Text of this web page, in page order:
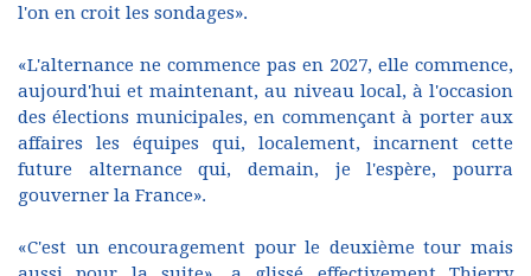
l'on en croit les sondages».
«L'alternance ne commence pas en 2027, elle commence,
aujourd'hui et maintenant, au niveau local, à l'occasion
des élections municipales, en commençant à porter aux
affaires les équipes qui, localement, incarnent cette
future alternance qui, demain, je l'espère, pourra
gouverner la France».
«C'est un encouragement pour le deuxième tour mais